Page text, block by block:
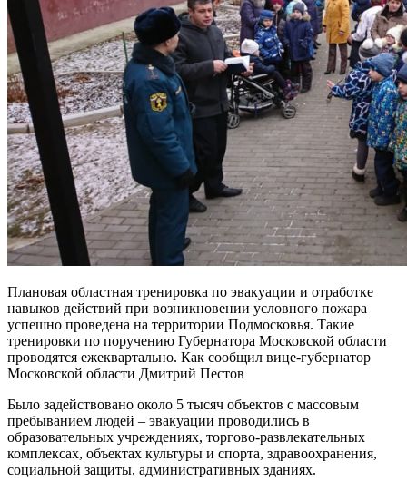
Плановая областная тренировка по эвакуации и отработке
навыков действий при возникновении условного пожара
успешно проведена на территории Подмосковья. Такие
тренировки по поручению Губернатора Московской области
проводятся ежеквартально. Как сообщил вице-губернатор
Московской области Дмитрий Пестов
Было задействовано около 5 тысяч объектов с массовым
пребыванием людей – эвакуации проводились в
образовательных учреждениях, торгово-развлекательных
комплексах, объектах культуры и спорта, здравоохранения,
социальной защиты, административных зданиях.